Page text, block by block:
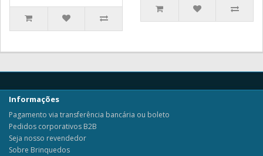
Informações
Pagamento via transferência bancária ou boleto
Pedidos corporativos B2B
Seja nosso revendedor
Sobre Brinquedos